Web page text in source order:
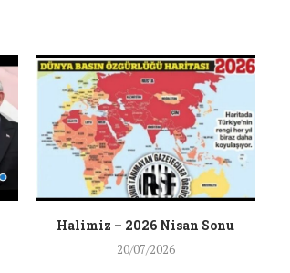
Halimiz – 2026 Nisan Sonu
20/07/2026